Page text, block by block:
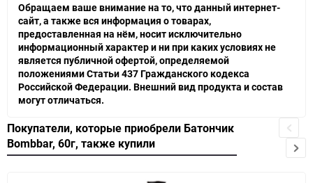
Обращаем ваше внимание на то, что данный интернет-
сайт, а также вся информация о товарах,
предоставленная на нём, носит исключительно
информационный характер и ни при каких условиях не
является публичной офертой, определяемой
положениями Статьи 437 Гражданского кодекса
Российской Федерации. Внешний вид продукта и состав
могут отличаться.
Покупатели, которые приобрели Батончик
Bombbar, 60г, также купили